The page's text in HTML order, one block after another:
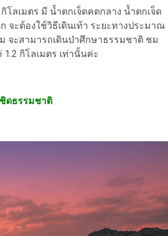
โลเมตร มี น้ำตกเจ็ดคตกลาง น้ำตกเจ็ด
จะต้องใช้วิธีเดินเท้า ระยะทางประมาณ
จะสามารถเดินป่าศึกษาธรรมชาติ ชม
กิโลเมตร เท่านั้นค่ะ
ดธรรมชาติ